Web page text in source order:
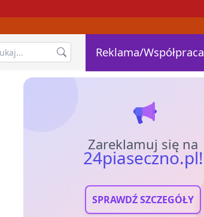
Reklama/Współpraca
Zareklamuj się na
24piaseczno.pl!
SPRAWDŹ SZCZEGÓŁY